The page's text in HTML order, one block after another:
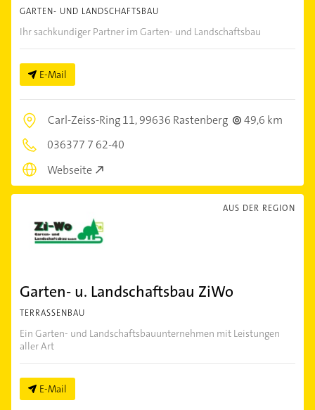
GARTEN- UND LANDSCHAFTSBAU
Ihr sachkundiger Partner im Garten- und Landschaftsbau
E-Mail
Carl-Zeiss-Ring 11,99636 Rastenberg
49,6 km
036377 7 62-40
Webseite
AUS DER REGION
Garten- u. Landschaftsbau ZiWo
TERRASSENBAU
Ein Garten- und Landschaftsbauunternehmen mit Leistungen
aller Art
E-Mail